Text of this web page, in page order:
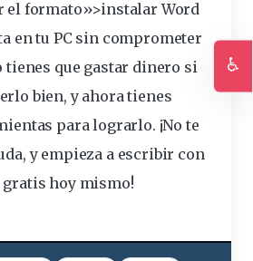
el formato»>instalar Word
en tu PC sin comprometer
tienes que gastar dinero si
bien, y ahora tienes
para lograrlo. ¡No te
y empieza a escribir con
gratishoy mismo!
♿